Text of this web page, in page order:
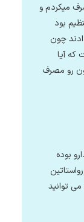
ماه داروی رزوورکسین ۲۰ مصرف میکردم و
بود
رو به من دادند چون
که آیا
رو مصرف
بوده
توانید